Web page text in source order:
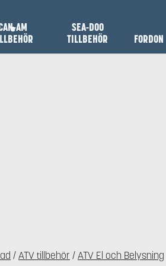
AM
SEA-DOO
TILLBEHÖR
FORDON
/ATV tillbehör /ATV El och Belysning